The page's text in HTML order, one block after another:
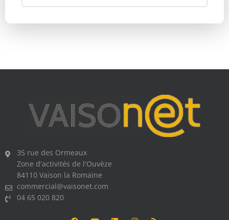
35 rue des Ormeaux
Zone d'activités de l'Ouvèze
84110 Vaison la Romaine
commercial@vaisonet.com
04 65 020 820